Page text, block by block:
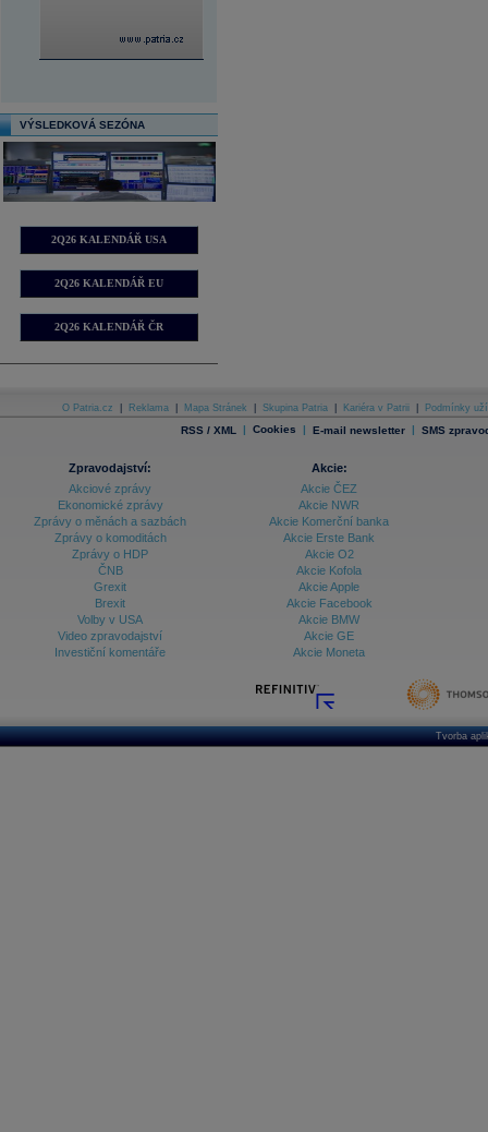
VÝSLEDKOVÁ SEZÓNA
2Q26 KALENDÁŘ USA
2Q26 KALENDÁŘ EU
2Q26 KALENDÁŘ ČR
O Patria.cz Reklama Mapa Stránek Skupina Patria Kariéra v Patrii Podmínky
RSS / XML | Cookies | E-mail newsletter | SMS
Zpravodajství:
Akciové zprávy
Ekonomické zprávy
Zprávy o měnách a sazbách
Zprávy o komoditách
Zprávy o HDP
ČNB
Grexit
Brexit
Volby v USA
Video zpravodajství
Investiční komentáře
Akcie:
Akcie ČEZ
Akcie NWR
Akcie Komerční banka
Akcie Erste Bank
Akcie O2
Akcie Kofola
Akcie Apple
Akcie Facebook
Akcie BMW
Akcie GE
Akcie Moneta
Tvorba